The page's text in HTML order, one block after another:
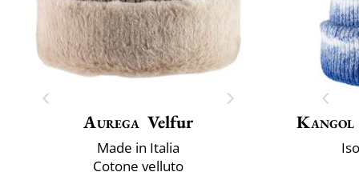
Aurega Velfur
Made in Italia
Cotone velluto
Kangol